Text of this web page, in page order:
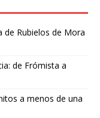
de Rubielos de Mora
de Frómista a
a menos de una